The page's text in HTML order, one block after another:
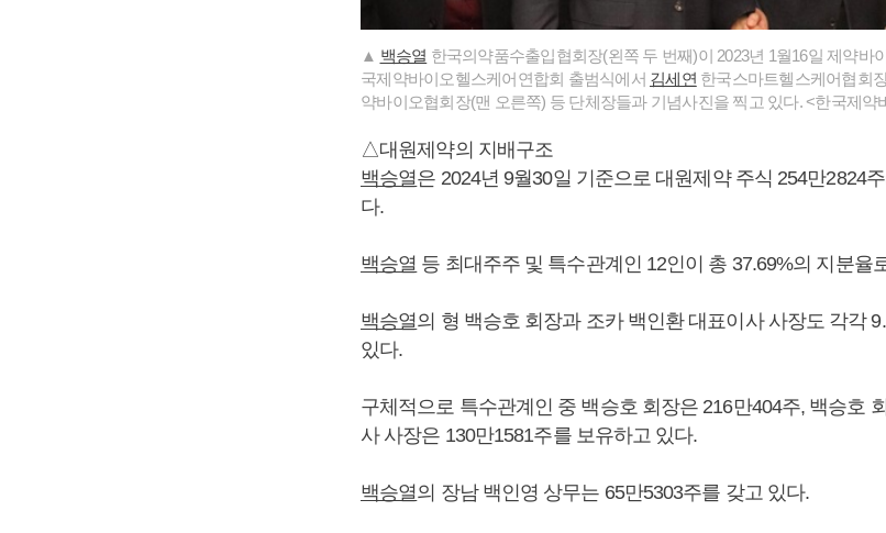
▲ 백승열 한국의약품수출입협회장(왼쪽 두 번째)이 2023년 1월16일 제약바
국제약바이오헬스케어연합회 출범식에서 김세연 한국스마트헬스케어협회
약바이오협회장(맨 오른쪽) 등 단체장들과 기념사진을 찍고 있다. <한국제약
△대원제약의 지배구조
백승열은 2024년 9월30일 기준으로 대원제약 주식 254만2824
다.
백승열 등 최대주주 및 특수관계인 12인이 총 37.69%의 지분율
백승열의 형 백승호 회장과 조카 백인환 대표이사 사장도 각각
있다.
구체적으로 특수관계인 중 백승호 회장은 216만404주, 백승호
사 사장은 130만1581주를 보유하고 있다.
백승열의 장남 백인영 상무는 65만5303주를 갖고 있다.